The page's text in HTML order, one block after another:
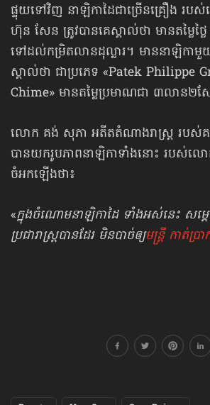
ផ្ទុយទៅវិញ នាឡិកាដៃជាច្រើនគ្រឿង របស់
ហ៊ុន សែន ត្រូវបានគេស្គាល់ថា មានតម្លៃថ្ល
ទៅដល់កម្រិតលានដុល្លារ។ មាននាឡិកាមួយ
ស្គាល់ថា ជាប្រភេទ «Patek Philippe
Chime» មានតម្លៃប្រមាណជា ៣លាន២ស
លោក គង់ សុភា អតីតតំណាងរាស្ត្រ របស់គ
បានយករូបភាពនាឡិកាទាំងនោះ របស់ល
ចំអកឡើងថា៖
«ក្នុង​ចំណោម​នាឡិកាដៃ ​ទាំងអស់​នេះ​ ស
ប្រជារាស្ត្របានដែរ​ មិនបាច់ឲ្យមន្ត្រី កាត់ប្រ